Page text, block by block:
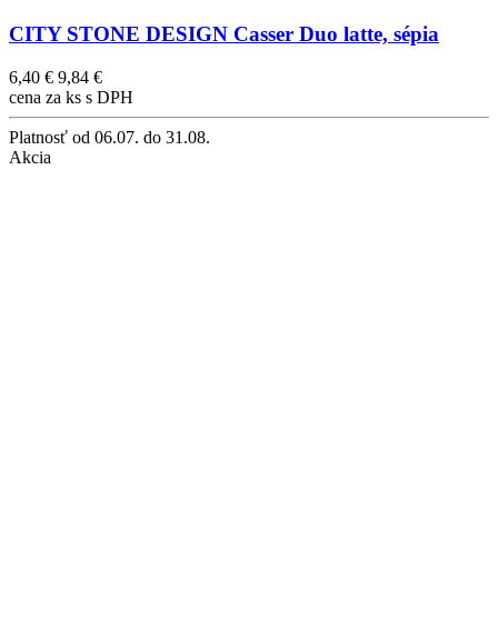
CITY STONE DESIGN Casser Duo latte, sépia
6,40 € 9,84 €
cena za ks s DPH
Platnosť od 06.07. do 31.08.
Akcia